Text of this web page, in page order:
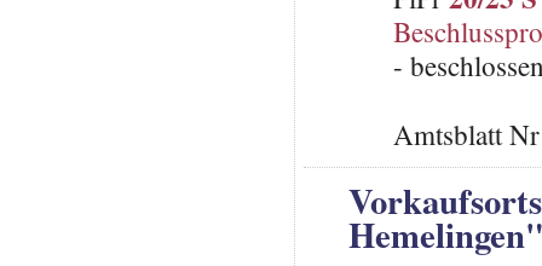
-
Amtsblatt